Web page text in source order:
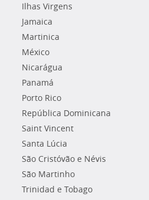
Ilhas Virgens
Jamaica
Martinica
México
Nicarágua
Panamá
Porto Rico
República Dominicana
Saint Vincent
Santa Lúcia
São Cristóvão e Névis
São Martinho
Trinidad e Tobago